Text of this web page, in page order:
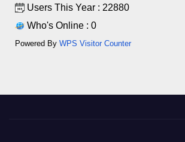
Users This Year : 22880
Who's Online : 0
Powered By WPS Visitor Counter